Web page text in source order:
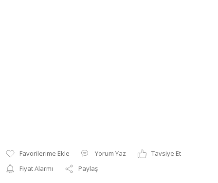
Yorum Yaz
Tavsiye Et
Fiyat Alarmı
Paylaş